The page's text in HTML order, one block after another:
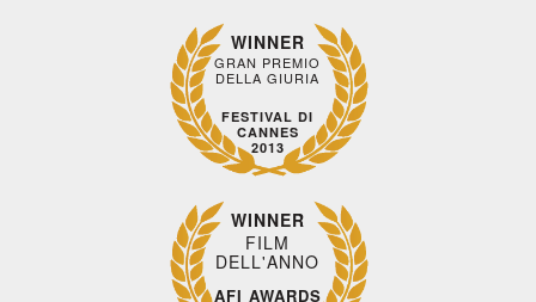
WINNER
GRAN PREMIO
DELLA GIURIA
FESTIVAL DI
CANNES
2013
WINNER
FILM
DELL'ANNO
AFI AWARDS